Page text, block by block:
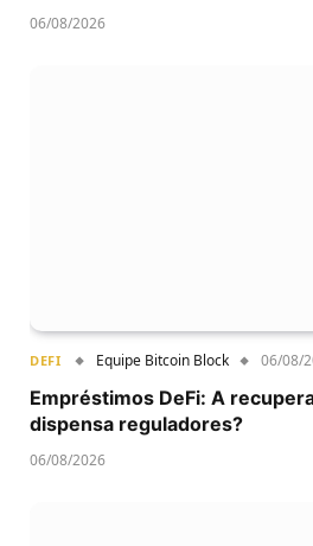
06/08/2026
DEFI Equipe Bitcoin Block 06/08/
Empréstimos DeFi: A
dispensa reguladores?
06/08/2026